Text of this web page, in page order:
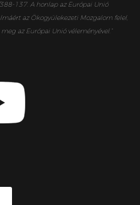
137. A honlap az Európai Unió
az Ökogyülekezeti Mozgalom felel,
az Európai Unió véleményével.”